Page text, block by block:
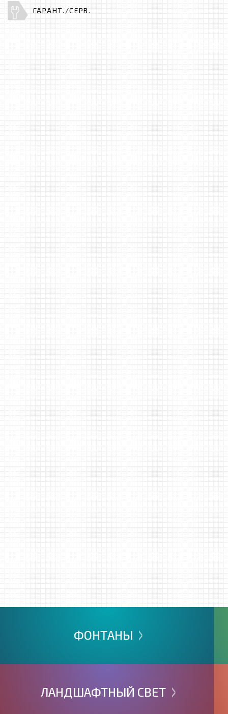
ГАРАНТ./СЕРВ.
ФОНТАНЫ >
ЛАНДШАФТНЫЙ СВЕТ >